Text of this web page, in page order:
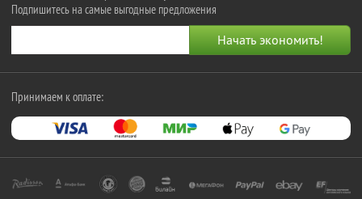
Подпишитесь на самые выгодные предложения
Принимаем к оплате: